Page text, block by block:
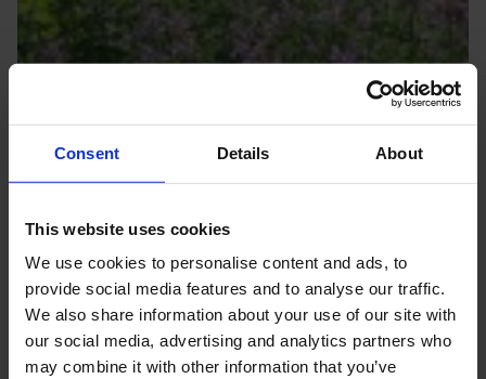
Consent Details About
This website uses cookies
We use cookies to personalise content and ads, to
provide social media features and to analyse our traffic.
We also share information about your use of our site with
our social media, advertising and analytics partners who
may combine it with other information that you’ve